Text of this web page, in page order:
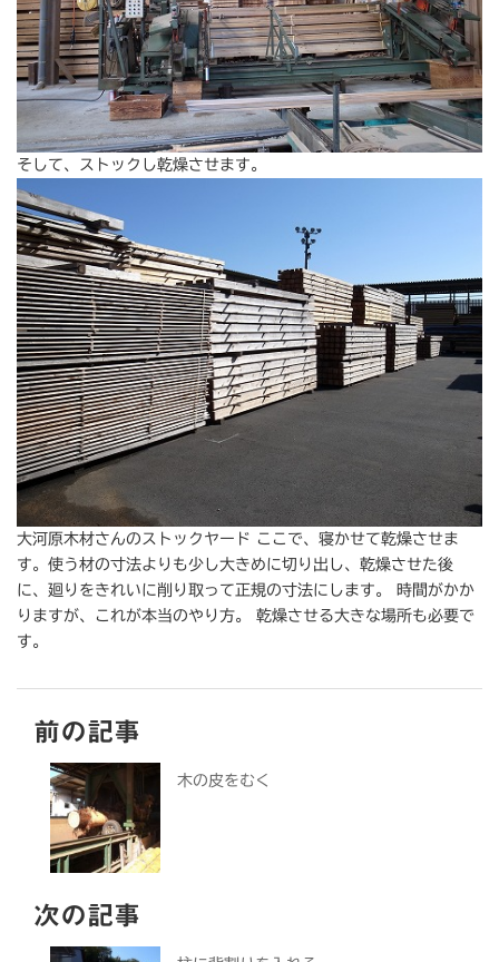
そして、ストックし乾燥させます。
大河原木材さんのストックヤード ここで、寝かせて乾燥させま
す。使う材の寸法よりも少し大きめに切り出し、乾燥させた後
に、廻りをきれいに削り取って正規の寸法にします。 時間がかか
りますが、これが本当のやり方。 乾燥させる大きな場所も必要で
す。
前の記事
木の皮をむく
次の記事